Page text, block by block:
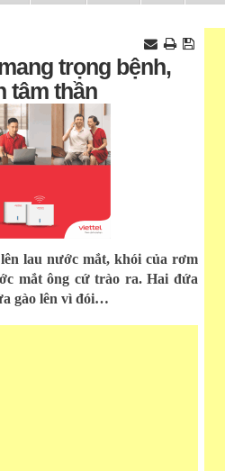
trọng bệnh,
tâm thần
lau nước mắt, khói của rơm
mắt ông cứ trào ra. Hai đứa
gào lên vì đói…